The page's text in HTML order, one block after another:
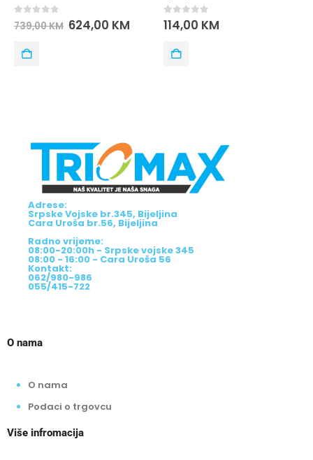
out of 5
739,00KM 624,00 KM 0out of 5
114,00 KM
Adrese:
Srpske Vojske br.345, Bijeljina
Cara Uroša br.56, Bijeljina
Radno vrijeme:
08:00-20:00h - Srpske vojske 345
08:00 - 16:00 - Cara Uroša 56
Kontakt:
062/980-986
055/415-722
O nama
O nama
Podaci o trgovcu
Više infromacija